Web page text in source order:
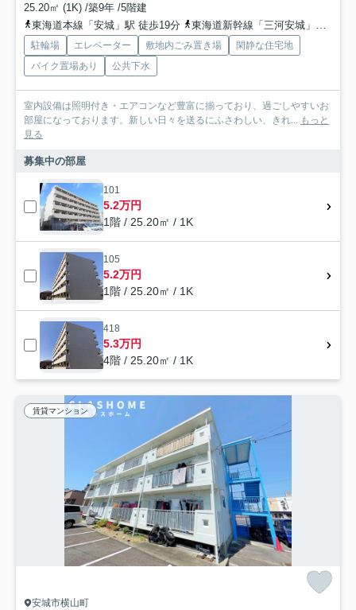
25.20㎡ (1K) /築9年 /5階建
東海道本線「安城」駅 徒歩19分
東海道新幹線「三河安城」駅 徒歩25分
駐輪場 エレベーター 敷地内ごみ置き場
閑静な住宅地
バイク置場あり
公共下水
室内設備は照明付き・エアコンなど豊富に揃っており、過ごしやすいお
部屋になっております。新しい日々を送るにふさわしい、きれ... もっと
見る
募集中の部屋
101
5.2万円
1階 / 25.20㎡ / 1K
105
5.2万円
1階 / 25.20㎡ / 1K
418
5.3万円
4階 / 25.20㎡ / 1K
賃貸マンション
安城市横山町